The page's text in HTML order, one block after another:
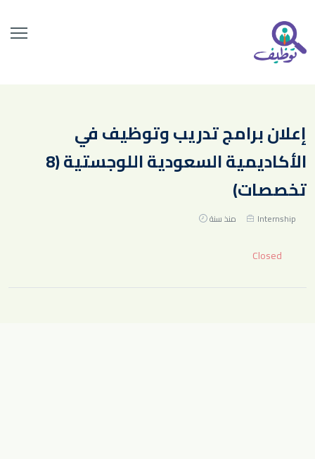
إعلان برامج تدريب وتوظيف في
الأكاديمية السعودية اللوجستية (8
تخصصات)
Internship منذ سنة
Closed